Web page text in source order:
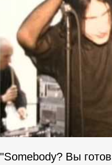
"Somebody? Вы